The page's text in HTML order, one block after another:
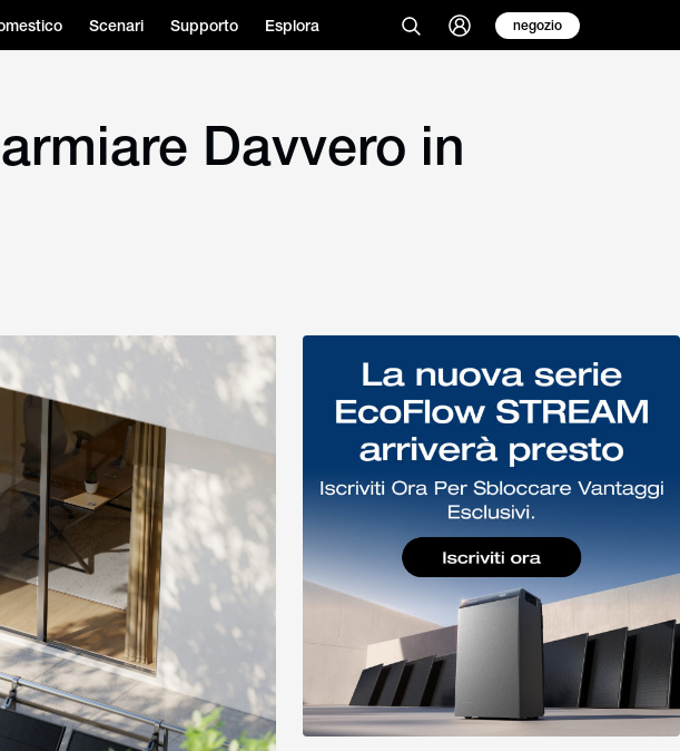
Scenari Supporto Esplora negozio
Davvero in